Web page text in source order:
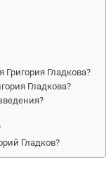
Григория Гладкова?
Гладкова?
Гладков?